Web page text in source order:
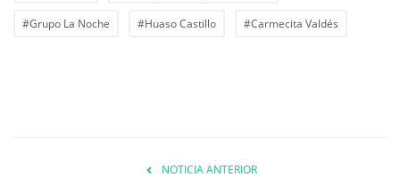
#Grupo La Noche #Huaso Castillo #Carmecita Valdés
NOTICIA ANTERIOR